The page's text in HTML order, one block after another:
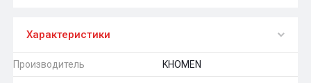
Характеристики
Производитель KHOMEN